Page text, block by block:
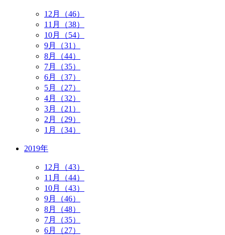
12月（46）
11月（38）
10月（54）
9月（31）
8月（44）
7月（35）
6月（37）
5月（27）
4月（32）
3月（21）
2月（29）
1月（34）
2019年
12月（43）
11月（44）
10月（43）
9月（46）
8月（48）
7月（35）
6月（27）